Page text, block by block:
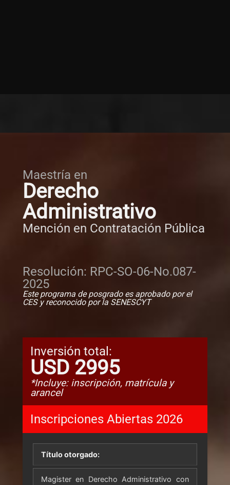
Maestría en
Derecho
Administrativo
Mención en Contratación Pública
Resolución: RPC-SO-06-No.087-
2025
Este programa de posgrado es aprobado por el
CES y reconocido por la SENESCYT
Inversión total:
USD 2995
*Incluye: inscripción, matrícula y
arancel
Inscripciones Abiertas 2026
Título otorgado:
Magister en Derecho Administrativo con